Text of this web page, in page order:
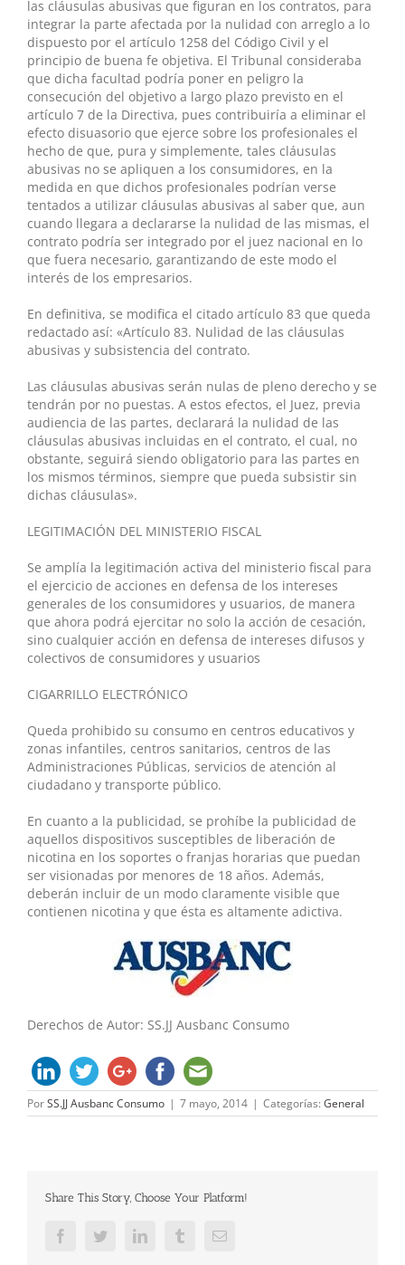
las cláusulas abusivas que figuran en los contratos, para
integrar la parte afectada por la nulidad con arreglo a lo
dispuesto por el artículo 1258 del Código Civil y el
principio de buena fe objetiva. El Tribunal consideraba
que dicha facultad podría poner en peligro la
consecución del objetivo a largo plazo previsto en el
artículo 7 de la Directiva, pues contribuiría a eliminar el
efecto disuasorio que ejerce sobre los profesionales el
hecho de que, pura y simplemente, tales cláusulas
abusivas no se apliquen a los consumidores, en la
medida en que dichos profesionales podrían verse
tentados a utilizar cláusulas abusivas al saber que, aun
cuando llegara a declararse la nulidad de las mismas, el
contrato podría ser integrado por el juez nacional en lo
que fuera necesario, garantizando de este modo el
interés de los empresarios.
En definitiva, se modifica el citado artículo 83 que queda
redactado así: «Artículo 83. Nulidad de las cláusulas
abusivas y subsistencia del contrato.
Las cláusulas abusivas serán nulas de pleno derecho y se
tendrán por no puestas. A estos efectos, el Juez, previa
audiencia de las partes, declarará la nulidad de las
cláusulas abusivas incluidas en el contrato, el cual, no
obstante, seguirá siendo obligatorio para las partes en
los mismos términos, siempre que pueda subsistir sin
dichas cláusulas».
LEGITIMACIÓN DEL MINISTERIO FISCAL
Se amplía la legitimación activa del ministerio fiscal para
el ejercicio de acciones en defensa de los intereses
generales de los consumidores y usuarios, de manera
que ahora podrá ejercitar no solo la acción de cesación,
sino cualquier acción en defensa de intereses difusos y
colectivos de consumidores y usuarios
CIGARRILLO ELECTRÓNICO
Queda prohibido su consumo en centros educativos y
zonas infantiles, centros sanitarios, centros de las
Administraciones Públicas, servicios de atención al
ciudadano y transporte público.
En cuanto a la publicidad, se prohíbe la publicidad de
aquellos dispositivos susceptibles de liberación de
nicotina en los soportes o franjas horarias que puedan
ser visionadas por menores de 18 años. Además,
deberán incluir de un modo claramente visible que
contienen nicotina y que ésta es altamente adictiva.
Derechos de Autor: SS.JJ Ausbanc Consumo
PorSS.JJ Ausbanc Consumo | 7 mayo, 2014 | Categorías: General
Share This Story, Choose Your Platform!
FacebookTwitterLinkedInTumblrCorreo